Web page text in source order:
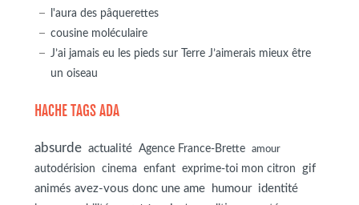
l'aura des pâquerettes
cousine moléculaire
J’ai jamais eu les pieds sur Terre J’aimerais mieux être
un oiseau
HACHE TAGS ADA
absurde actualité Agence France-Brette amour
autodérision cinema enfant exprime-toi mon citron
gif
animés avez-vous donc une ame
humour identité